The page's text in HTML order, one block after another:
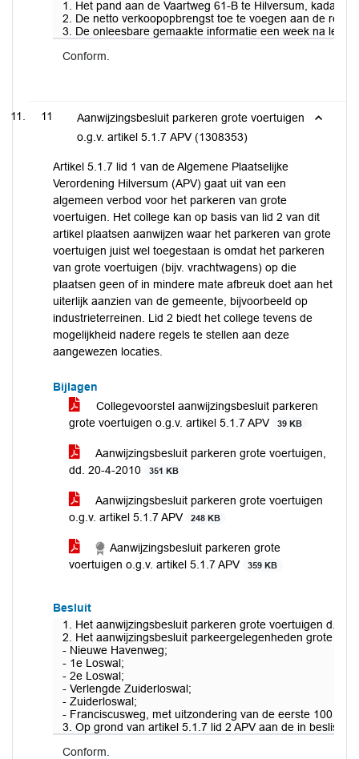
1. Het pand aan de Vaartweg 61-B te Hilversum,
2. De netto verkoopopbrengst toe te voegen aan de
3. De onleesbare gemaakte informatie een week na
Conform.
11
Aanwijzingsbesluit parkeren grote voertuigen
o.g.v. artikel 5.1.7 APV (1308353)
Artikel 5.1.7 lid 1 van de Algemene Plaatselijke
Verordening Hilversum (APV) gaat uit van een
algemeen verbod voor het parkeren van grote
voertuigen. Het college kan op basis van lid 2 van dit
artikel plaatsen aanwijzen waar het parkeren van grote
voertuigen juist wel toegestaan is omdat het parkeren
van grote voertuigen (bijv. vrachtwagens) op die
plaatsen geen of in mindere mate afbreuk doet aan het
uiterlijk aanzien van de gemeente, bijvoorbeeld op
industrieterreinen. Lid 2 biedt het college tevens de
mogelijkheid nadere regels te stellen aan deze
aangewezen locaties.
Bijlagen
Collegevoorstel aanwijzingsbesluit parkeren
grote voertuigen o.g.v. artikel 5.1.7 APV
39 KB
Aanwijzingsbesluit parkeren grote voertuigen,
dd. 20-4-2010
351 KB
Aanwijzingsbesluit parkeren grote voertuigen
o.g.v. artikel 5.1.7 APV
248 KB
Aanwijzingsbesluit parkeren grote
voertuigen o.g.v. artikel 5.1.7 APV
359 KB
Besluit
1. Het aanwijzingsbesluit parkeren grote voertuigen d.d.
2. Het aanwijzingsbesluit parkeergelegenheden grote
- Nieuwe Havenweg;
- 1e Loswal;
- 2e Loswal;
- Verlengde Zuiderloswal;
- Zuiderloswal;
- Franciscusweg, met uitzondering van de eerste 100
3. Op grond van artikel 5.1.7 lid 2 APV aan de in
Conform.